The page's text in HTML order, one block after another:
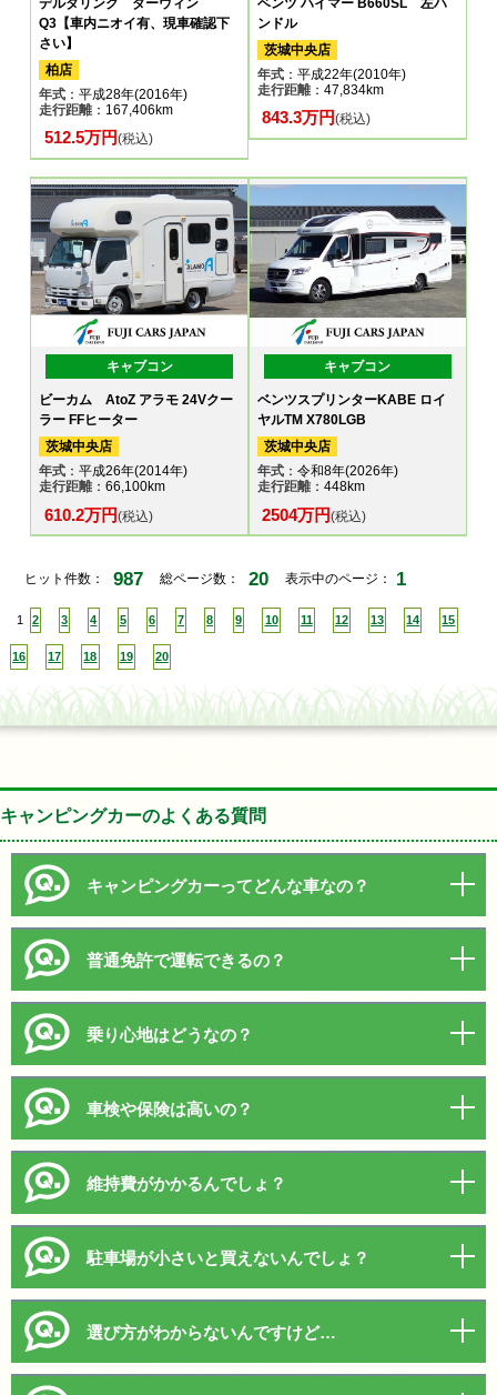
Q3【車内ニオイ有、現車確認下
さい】
柏店
年式 ：平成28年(2016年)
走行距離：167,406km
512.5万円(税込)
ンドル
茨城中央店
年式：平成22年(2010年)
走行距離：47,834km
843.3万円(税込)
キャブコン
ビーカム AtoZ アラモ 24Vクー
ラー FFヒーター
茨城中央店
年式 ：平成26年(2014年)
走行距離：66,100km
610.2万円(税込)
キャブコン
ベンツスプリンターKABE ロイ
ヤルTM X780LGB
茨城中央店
年式：令和8年(2026年)
走行距離：448km
2504万円(税込)
ヒット件数： 987 総ページ数： 20 表示中のページ： 1
1 2 3 4 5 6 7 8 9 10 11 12 13 14 15
16 17 18 19 20
キャンピングカーのよくある質問
キャンピングカーってどんな車なの？
普通免許で運転できるの？
乗り心地はどうなの？
車検や保険は高いの？
維持費がかかるんでしょ？
駐車場が小さいと買えないんでしょ？
選び方がわからないんですけど…